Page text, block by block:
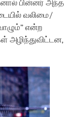
பின்னர் அந்த
வலிமை/
என்ற
அழிந்துவிட்டன,